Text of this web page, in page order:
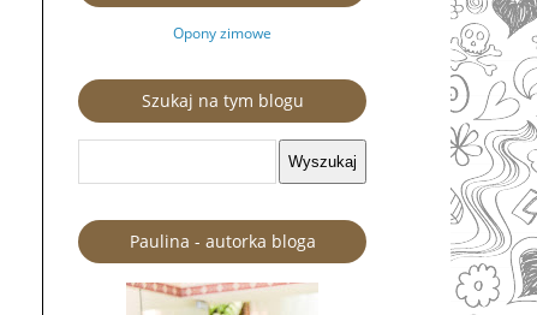
Opony zimowe
Szukaj na tym blogu
Paulina - autorka bloga